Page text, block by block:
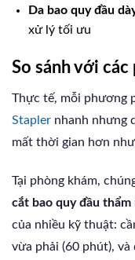
Da bao quy đầu
xử lý tối ưu
So sánh với
Thực tế, mỗi phương
Stapler nhanh nhưng
mất thời gian hơn
Tại phòng khám,
cắt bao quy đầu thẩm
của nhiều kỹ thuật:
vừa phải (60 phút),